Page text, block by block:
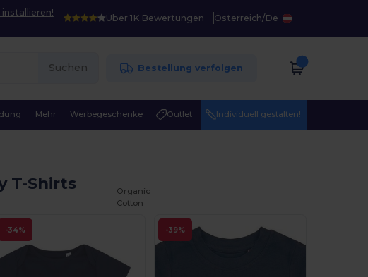
Über 1K Bewertungen Österreich/De
Suchen Bestellung verfolgen
Mehr Werbegeschenke Outlet Individuell gestalten!
T-Shirts
-34% -39%
Organic
Cotton